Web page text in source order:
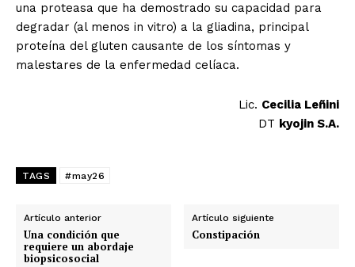
una proteasa que ha demostrado su capacidad para
degradar (al menos in vitro) a la gliadina, principal
proteína del gluten causante de los síntomas y
malestares de la enfermedad celíaca.
Lic. Cecilia Leñini
DT kyojin S.A.
TAGS #may26
Artículo anterior
Una condición que
requiere un abordaje
biopsicosocial
Artículo siguiente
Constipación